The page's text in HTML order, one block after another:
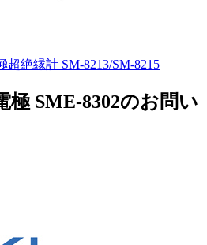
超絶縁計 SM-8213/SM-8215
極 SME-8302のお問い